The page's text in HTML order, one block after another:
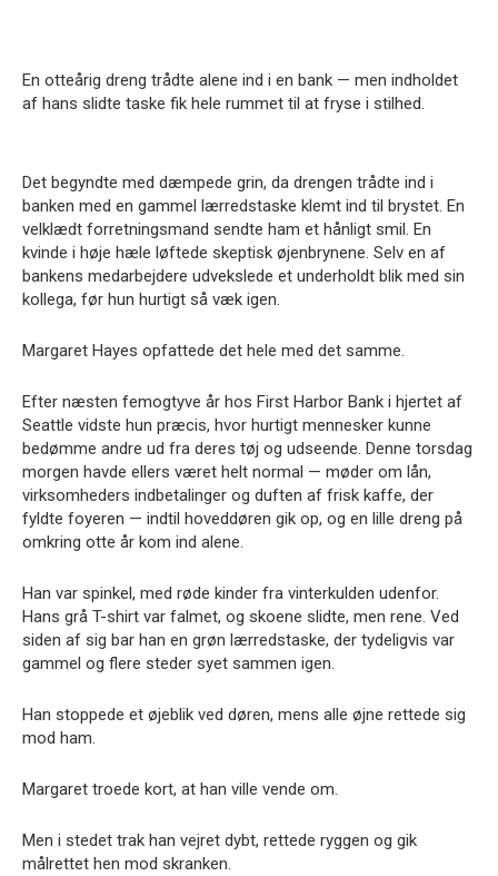
En otteårig dreng trådte alene ind i en bank — men indholdet
af hans slidte taske fik hele rummet til at fryse i stilhed.
Det begyndte med dæmpede grin, da drengen trådte ind i
banken med en gammel lærredstaske klemt ind til brystet. En
velklædt forretningsmand sendte ham et hånligt smil. En
kvinde i høje hæle løftede skeptisk øjenbrynene. Selv en af
bankens medarbejdere udvekslede et underholdt blik med sin
kollega, før hun hurtigt så væk igen.
Margaret Hayes opfattede det hele med det samme.
Efter næsten femogtyve år hos First Harbor Bank i hjertet af
Seattle vidste hun præcis, hvor hurtigt mennesker kunne
bedømme andre ud fra deres tøj og udseende. Denne torsdag
morgen havde ellers været helt normal — møder om lån,
virksomheders indbetalinger og duften af frisk kaffe, der
fyldte foyeren — indtil hoveddøren gik op, og en lille dreng på
omkring otte år kom ind alene.
Han var spinkel, med røde kinder fra vinterkulden udenfor.
Hans grå T-shirt var falmet, og skoene slidte, men rene. Ved
siden af sig bar han en grøn lærredstaske, der tydeligvis var
gammel og flere steder syet sammen igen.
Han stoppede et øjeblik ved døren, mens alle øjne rettede sig
mod ham.
Margaret troede kort, at han ville vende om.
Men i stedet trak han vejret dybt, rettede ryggen og gik
målrettet hen mod skranken.